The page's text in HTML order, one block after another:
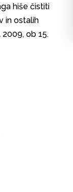
hiše čistiti
in ostalih
2009, ob 15.